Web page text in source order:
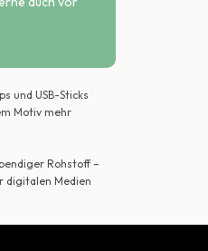
und USB-Sticks
Motiv mehr
Rohstoff –
digitalen Medien